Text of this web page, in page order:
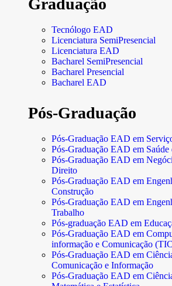
Graduação
Tecnólogo EAD
Licenciatura SemiPresencial
Licenciatura EAD
Bacharel SemiPresencial
Bacharel Presencial
Bacharel EAD
Pós-Graduação
Pós-Graduação EAD em
Pós-Graduação EAD em Saúde
Pós-Graduação EAD em
Direito
Pós-Graduação EAD em
Construção
Pós-Graduação EAD em
Trabalho
Pós-graduação EAD em
Pós-Graduação EAD em
informação e Comunicação
Pós-Graduação EAD em
Comunicação e Informação
Pós-Graduação EAD em